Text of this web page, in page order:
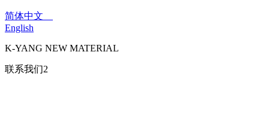
简体中文
English
K-YANG NEW MATERIAL
联系我们2